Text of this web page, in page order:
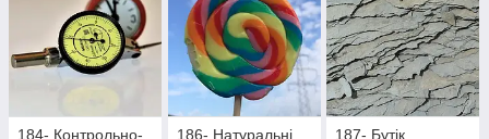
184- Контрольно- 186- Натуральні 187- Бутік